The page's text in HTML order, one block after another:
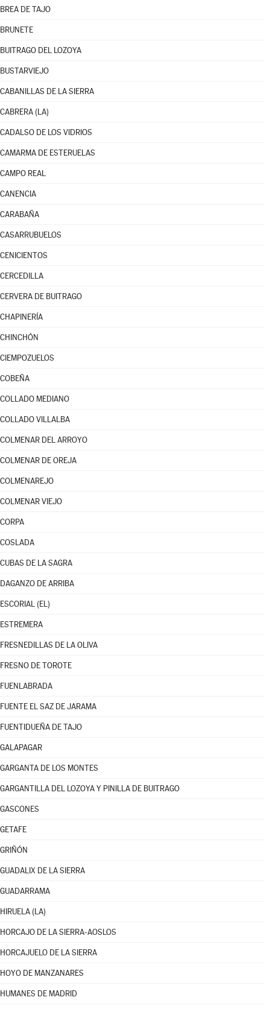
BREA DE TAJO
BRUNETE
BUITRAGO DEL LOZOYA
BUSTARVIEJO
CABANILLAS DE LA SIERRA
CABRERA (LA)
CADALSO DE LOS VIDRIOS
CAMARMA DE ESTERUELAS
CAMPO REAL
CANENCIA
CARABAÑA
CASARRUBUELOS
CENICIENTOS
CERCEDILLA
CERVERA DE BUITRAGO
CHAPINERÍA
CHINCHÓN
CIEMPOZUELOS
COBEÑA
COLLADO MEDIANO
COLLADO VILLALBA
COLMENAR DEL ARROYO
COLMENAR DE OREJA
COLMENAREJO
COLMENAR VIEJO
CORPA
COSLADA
CUBAS DE LA SAGRA
DAGANZO DE ARRIBA
ESCORIAL (EL)
ESTREMERA
FRESNEDILLAS DE LA OLIVA
FRESNO DE TOROTE
FUENLABRADA
FUENTE EL SAZ DE JARAMA
FUENTIDUEÑA DE TAJO
GALAPAGAR
GARGANTA DE LOS MONTES
GARGANTILLA DEL LOZOYA Y PINILLA DE BUITRAGO
GASCONES
GETAFE
GRIÑÓN
GUADALIX DE LA SIERRA
GUADARRAMA
HIRUELA (LA)
HORCAJO DE LA SIERRA-AOSLOS
HORCAJUELO DE LA SIERRA
HOYO DE MANZANARES
HUMANES DE MADRID